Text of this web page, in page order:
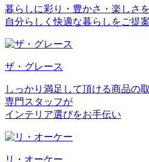
暮らしに彩り・豊かさ・楽しさ
自分らしく快適な暮らしをご提案
ザ・グレース
しっかり満足して頂ける商品の
専門スタッフが
インテリア選びをお手伝い
リ・オーケー